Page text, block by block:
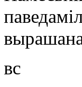
вс